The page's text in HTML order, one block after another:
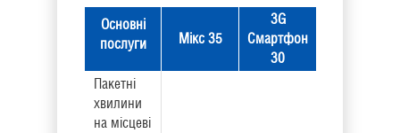
Основні
послуги
Мікс 35
3G
Смартфон
30
Пакетні
хвилини
на місцеві